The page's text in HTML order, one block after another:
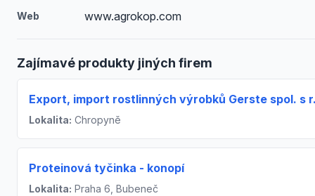
Web www.agrokop.com
Zajímavé produkty jiných firem
Export, import rostlinných výrobků Gerste spol. s
Lokalita: Chropyně
Proteinová tyčinka - konopí
Lokalita: Praha 6, Bubeneč